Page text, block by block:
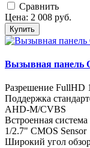
Cравнить
Цена: 2 008 руб.
Купить
Вызывная панель
Разрешение FullHD
Поддержка
AHD-M/CVBS
Встроенная
1/2.7" CMOS Sensor
Широкий угол